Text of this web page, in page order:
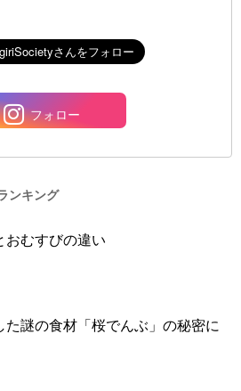
フォロー
ンキング
おむすびの違い
た謎の食材「桜でんぶ」の秘密に